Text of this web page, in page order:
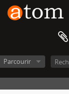
Parcourir